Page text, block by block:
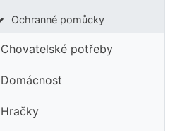
Ochranné pomůcky
Chovatelské potřeby
Domácnost
Hračky